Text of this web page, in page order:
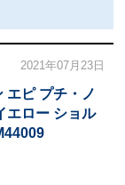
2021年07月23日
エピ プチ・ノ
エロー ショル